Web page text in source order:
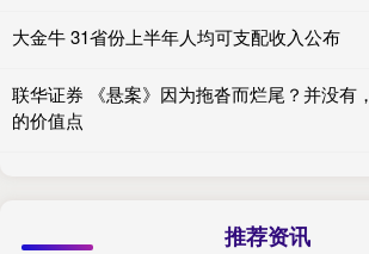
大金牛 31省份上半年人均可支配收入公布
联华证券 《悬案》因为拖沓而烂尾？并没有
的价值点
推荐资讯